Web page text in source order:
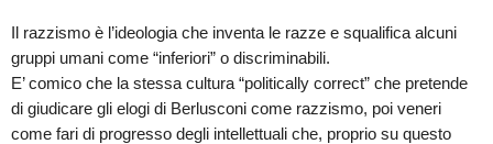
Il razzismo è l’ideologia che inventa le razze e squalifica alcuni
gruppi umani come “inferiori” o discriminabili.
E’ comico che la stessa cultura “politically correct” che pretende
di giudicare gli elogi di Berlusconi come razzismo, poi veneri
come fari di progresso degli intellettuali che, proprio su questo